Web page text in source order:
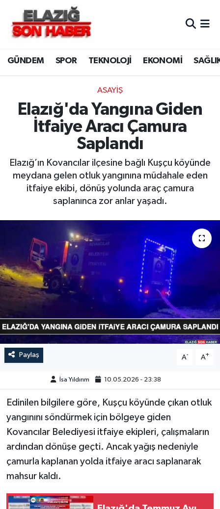
GÜNDEM SPOR TEKNOLOJİ EKONOMİ
ASAYİŞ
Elazığ'da Yangına Giden
İtfaiye Aracı Çamura
Saplandı
Elazığ’ın Kovancılar ilçesine bağlı Kuşçu köyünde
meydana gelen otluk yangınına müdahale eden
itfaiye ekibi, dönüş yolunda araç çamura
saplanınca zor anlar yaşadı.
Paylaş A- A+
İsa Yıldırım 10.05.2026 - 23:38
Edinilen bilgilere göre, Kuşçu köyünde çıkan otluk
yangınını söndürmek için bölgeye giden
Kovancılar Belediyesi itfaiye ekipleri, çalışmaların
ardından dönüşe geçti. Ancak yağış nedeniyle
çamurla kaplanan yolda itfaiye aracı saplanarak
mahsur kaldı.
CANLI YAYIN
ASAYİŞ
BİLİM VE TEKNOLOJİ
DÜNYA
EKONOMİ
ELAZIĞ
GÜNDEM
HABERDE İNSAN
KÜLTÜR-SANAT
MEDYA
ÖZEL HABER
POLİTİKA
SAĞLIK
SİYASET
SPOR
Merkez Hava Durumu
Merkez Trafik Yoğunluk Haritası
Süper Lig Puan Durumu ve Fikstür
Tüm Manşetler
Son Dakika Haberleri
Haber Arşivi